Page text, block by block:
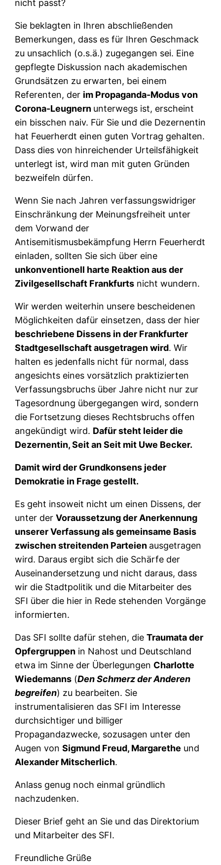
nicht passt?
Sie beklagten in Ihren abschließenden
Bemerkungen, dass es für Ihren Geschmack
zu unsachlich (o.s.ä.) zugegangen sei. Eine
gepflegte Diskussion nach akademischen
Grundsätzen zu erwarten, bei einem
Referenten, der im Propaganda-Modus von
Corona-Leugnern unterwegs ist, erscheint
ein bisschen naiv. Für Sie und die Dezernentin
hat Feuerherdt einen guten Vortrag gehalten.
Dass dies von hinreichender Urteilsfähigkeit
unterlegt ist, wird man mit guten Gründen
bezweifeln dürfen.
Wenn Sie nach Jahren verfassungswidriger
Einschränkung der Meinungsfreiheit unter
dem Vorwand der
Antisemitismusbekämpfung Herrn Feuerherdt
einladen, sollten Sie sich über eine
unkonventionell harte Reaktion aus der
Zivilgesellschaft Frankfurts nicht wundern.
Wir werden weiterhin unsere bescheidenen
Möglichkeiten dafür einsetzen, dass der hier
beschriebene Dissens in der Frankfurter
Stadtgesellschaft ausgetragen wird. Wir
halten es jedenfalls nicht für normal, dass
angesichts eines vorsätzlich praktizierten
Verfassungsbruchs über Jahre nicht nur zur
Tagesordnung übergegangen wird, sondern
die Fortsetzung dieses Rechtsbruchs offen
angekündigt wird. Dafür steht leider die
Dezernentin, Seit an Seit mit Uwe Becker.
Damit wird der Grundkonsens jeder
Demokratie in Frage gestellt.
Es geht insoweit nicht um einen Dissens, der
unter derVoraussetzung der Anerkennung
unserer Verfassung als gemeinsame Basis
zwischen streitenden Parteien ausgetragen
wird. Daraus ergibt sich die Schärfe der
Auseinandersetzung und nicht daraus, dass
wir die Stadtpolitik und die Mitarbeiter des
SFI über die hier in Rede stehenden Vorgänge
informierten.
Das SFI sollte dafür stehen, dieTraumata der
Opfergruppen in Nahost und Deutschland
etwa im Sinne der Überlegungen Charlotte
Wiedemanns (Den Schmerz der Anderen
begreifen) zu bearbeiten. Sie
instrumentalisieren das SFI im Interesse
durchsichtiger und billiger
Propagandazwecke, sozusagen unter den
Augen vonSigmund Freud, Margarethe und
Alexander Mitscherlich.
Anlass genug noch einmal gründlich
nachzudenken.
Dieser Brief geht an Sie und das Direktorium
und Mitarbeiter des SFI.
Freundliche Grüße